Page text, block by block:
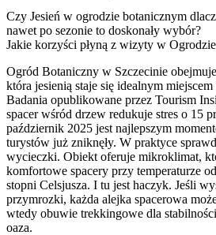
Czy Jesień w ogrodzie botanicznym
nawet po sezonie to doskonały wybór?
Jakie korzyści płyną z wizyty w
Ogród Botaniczny w Szczecinie
która jesienią staje się idealnym
Badania opublikowane przez Tourism
spacer wśród drzew redukuje stres o 15
październik 2025 jest najlepszym
turystów już zniknęły. W praktyce
wycieczki. Obiekt oferuje mikroklimat,
komfortowe spacery przy temperaturze
stopni Celsjusza. I tu jest haczyk. Jeśli
przymrozki, każda alejka spacerowa
wtedy obuwie trekkingowe dla
oaza.